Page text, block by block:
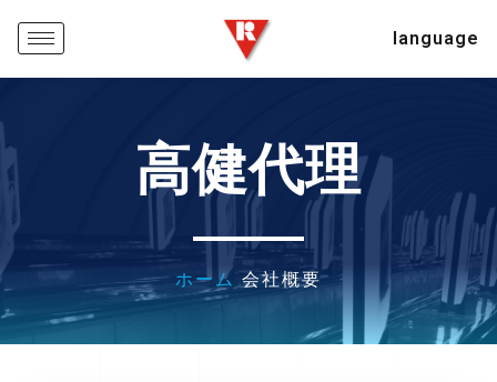
language
高健代理
ホーム 会社概要